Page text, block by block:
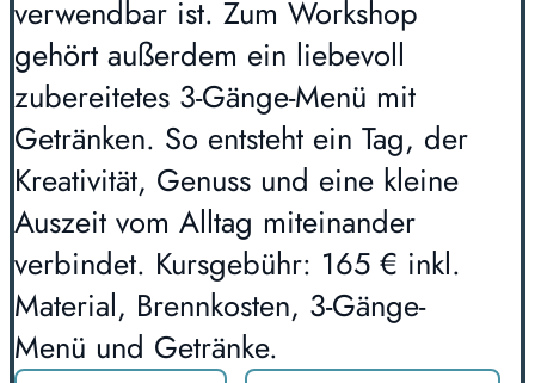
verwendbar ist. Zum Workshop
gehört außerdem ein liebevoll
zubereitetes 3-Gänge-Menü mit
Getränken. So entsteht ein Tag, der
Kreativität, Genuss und eine kleine
Auszeit vom Alltag miteinander
verbindet. Kursgebühr: 165 € inkl.
Material, Brennkosten, 3-Gänge-
Menü und Getränke.